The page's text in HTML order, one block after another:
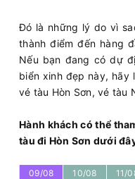
Đó là những lý do vì
thành điểm đến hàng
Nếu bạn đang có dự
biển xinh đẹp này, hãy
vé tàu Hòn Sơn, vé tàu
Hành khách có thể
tàu đi Hòn Sơn dưới
09/08 10/08 11/